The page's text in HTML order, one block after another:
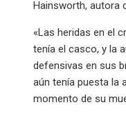
Hainsworth, autora
«Las heridas en el
tenía el casco, y la
defensivas en sus
aún tenía puesta la
momento de su